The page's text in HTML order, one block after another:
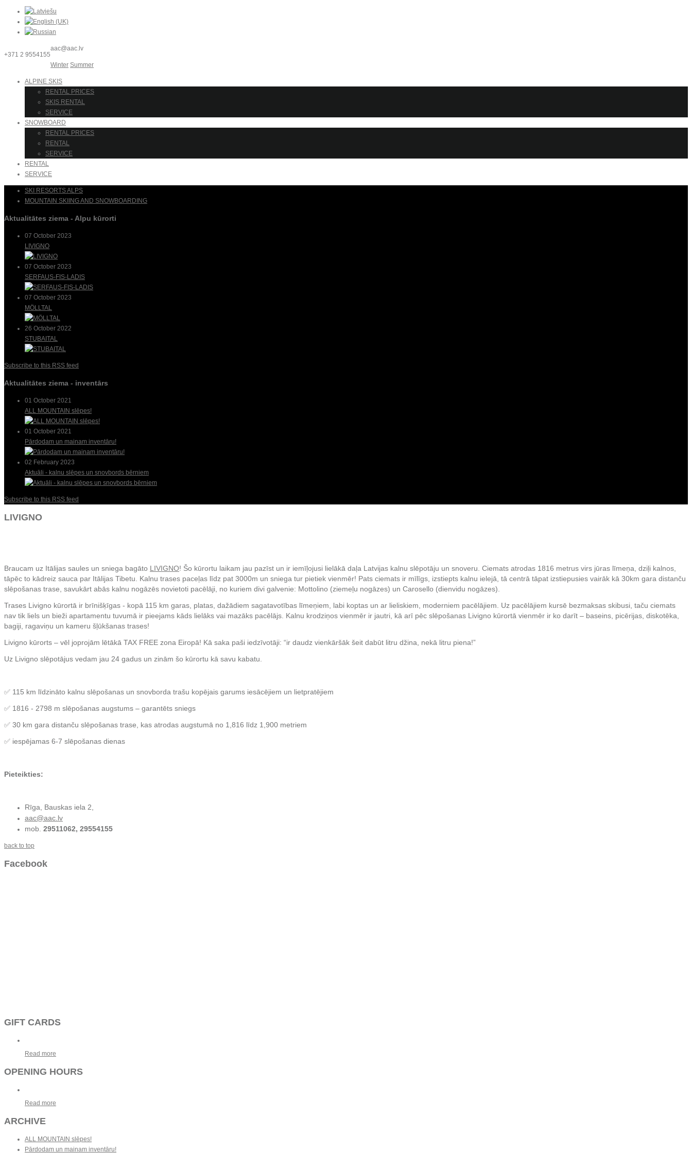
+371 2 9554155
aac@aac.lv
Winter Summer
ALPINE SKIS
RENTAL PRICES
SKIS RENTAL
SERVICE
SNOWBOARD
RENTAL PRICES
RENTAL
SERVICE
RENTAL
SERVICE
SKI RESORTS ALPS
MOUNTAIN SKIING AND SNOWBOARDING
Aktualitātes ziema - Alpu kūrorti
07 October 2023
LIVIGNO
07 October 2023
SERFAUS-FIS-LADIS
07 October 2023
MÖLLTAL
26 October 2022
STUBAITAL
Subscribe to this RSS feed
Aktualitātes ziema - inventārs
01 October 2021
ALL MOUNTAIN slēpes!
01 October 2021
Pārdodam un mainam inventāru!
02 February 2023
Aktuāli - kalnu slēpes un snovbords bērniem
Subscribe to this RSS feed
LIVIGNO
Braucam uz Itālijas saules un sniega bagāto LIVIGNO! Šo kūrortu laikam jau pazīst un ir iemīļojusi lielākā daļa Latvijas kalnu slēpotāju un snoveru. Ciemats atrodas 1816 metrus virs jūras līmeņa, dziļi kalnos,
tāpēc to kādreiz sauca par Itālijas Tibetu. Kalnu trases paceļas līdz pat 3000m un sniega tur pietiek vienmēr! Pats ciemats ir mīlīgs, izstiepts kalnu ielejā, tā centrā tāpat izstiepusies vairāk kā 30km gara distanču
slēpošanas trase, savukārt abās kalnu nogāzēs novietoti pacēlāji, no kuriem divi galvenie: Mottolino (ziemeļu nogāzes) un Carosello (dienvidu nogāzes).
Trases Livigno kūrortā ir brīnišķīgas - kopā 115 km garas, platas, dažādiem sagatavotības līmeņiem, labi koptas un ar lieliskiem, moderniem pacēlājiem. Uz pacēlājiem kursē bezmaksas skibusi, taču ciemats
nav tik liels un bieži apartamentu tuvumā ir pieejams kāds lielāks vai mazāks pacēlājs. Kalnu krodziņos vienmēr ir jautri, kā arī pēc slēpošanas Livigno kūrortā vienmēr ir ko darīt – baseins, picērijas, diskotēka,
bagiji, ragaviņu un kameru šļūkšanas trases!
Livigno kūrorts – vēl joprojām lētākā TAX FREE zona Eiropā! Kā saka paši iedzīvotāji: “ir daudz vienkāršāk šeit dabūt litru džina, nekā litru piena!”
Uz Livigno slēpotājus vedam jau 24 gadus un zinām šo kūrortu kā savu kabatu.
✅ 115 km līdzināto kalnu slēpošanas un snovborda trašu kopējais garums iesācējiem un lietpratējiem
✅ 1816 - 2798 m slēpošanas augstums – garantēts sniegs
✅ 30 km gara distanču slēpošanas trase, kas atrodas augstumā no 1,816 līdz 1,900 metriem
✅ iespējamas 6-7 slēpošanas dienas
Pieteikties:
Rīga, Bauskas iela 2,
aac@aac.lv
mob. 29511062, 29554155
back to top
Facebook
GIFT CARDS
Read more
OPENING HOURS
Read more
ARCHIVE
ALL MOUNTAIN slēpes!
Pārdodam un mainam inventāru!